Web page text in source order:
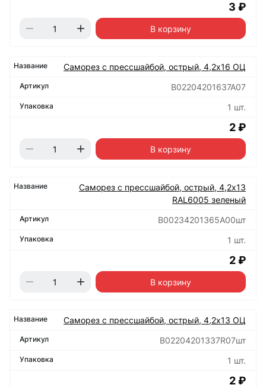
3 ₽
В корзину
Саморез с прессшайбой, острый, 4,2х16 ОЦ
B02204201637A07
1 шт.
2 ₽
В корзину
Саморез с прессшайбой, острый, 4,2х13
RAL6005 зеленый
B00234201365A00шт
1 шт.
2 ₽
В корзину
Саморез с прессшайбой, острый, 4,2х13 ОЦ
B02204201337R07шт
1 шт.
2 ₽